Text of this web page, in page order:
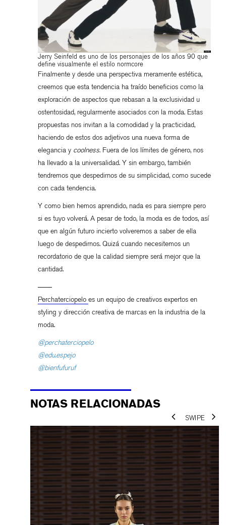
Jerry Seinfeld es uno de los personajes de los años 90 que
define visualmente el estilo normcore
Finalmente y desde una perspectiva meramente estética,
creemos que esta tendencia ha traído beneficios como la
exploración de aspectos que rebasan a la exclusividad u
ostentosidad, regularmente asociados con la moda. Estas
propuestas nos invitan a la comodidad y la practicidad,
haciendo de estos dos adjetivos una nueva forma de
elegancia y coolness. Fuera de los límites de género, nos
ha llevado a la universalidad. Y sin embargo, también
tendremos que despedirnos de su simplicidad, como sucede
con cada tendencia.
Y como bien hemos aprendido, nada es para siempre pero
si es tuyo volverá. A pesar de todo, la moda es de todos, así
que en algún futuro incierto volveremos a saber de ella
luego de despedirnos. Quizá cuando necesitemos un
recordatorio de que la calidad siempre será mejor que la
cantidad.
——
Perchaterciopelo es un equipo de creativos expertos en
styling y dirección creativa de marcas en la industria de la
moda.
@perchaterciopelo
@edu.espejo
@bienfufuruf
NOTAS RELACIONADAS